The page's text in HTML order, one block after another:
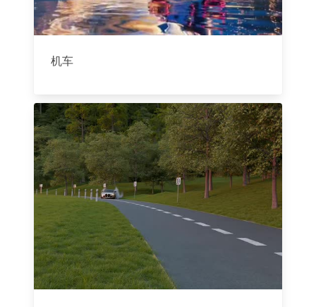
机车